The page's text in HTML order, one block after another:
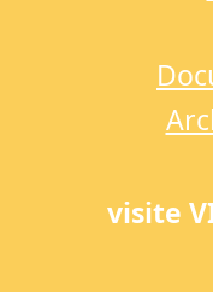
visite